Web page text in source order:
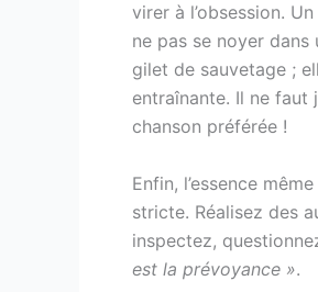
virer à l’obsession.
ne pas se noyer dans
gilet de sauvetage ;
entraînante. Il ne faut
chanson préférée !
Enfin, l’essence
stricte. Réalisez des
inspectez,
est la prévoyance ».